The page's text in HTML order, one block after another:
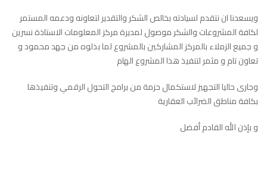
ويسعدنا ان نتقدم لسيادته بخالص الشكر والتقدير لتعاونه ودعمه المستمر
لكافة المشروعات والشكر موصول لمديرة مركز المعلومات الاستاذة نسرين
و جميع الزملاء بالمركز المشاركين بالمشروع لما بذلوه من جهد محمود و
تعاون تام و مثمر لتنفيذ هذا المشروع الهام
وجارى حاليا التجهيز لاستكمال حزمة من برامج التحول الرقمي وتنفيذها
بكافة مناطق الضرائب العقارية
و بإذن الله القادم أفضل